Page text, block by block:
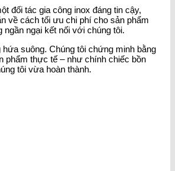
đối tác gia công inox đáng tin cậy,
về cách tối ưu chi phí cho sản phẩm
ngần ngại kết nối với chúng tôi.
suông. Chúng tôi chứng minh bằng
phẩm thực tế – như chính chiếc bồn
tôi vừa hoàn thành.